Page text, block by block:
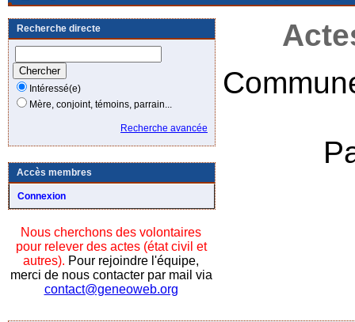
Recherche directe
Intéressé(e)
Mère, conjoint, témoins, parrain...
Recherche avancée
Accès membres
Connexion
Nous cherchons des volontaires
pour relever des actes (état civil et
autres). Pour rejoindre l'équipe,
merci de nous contacter par mail via
contact@geneoweb.org